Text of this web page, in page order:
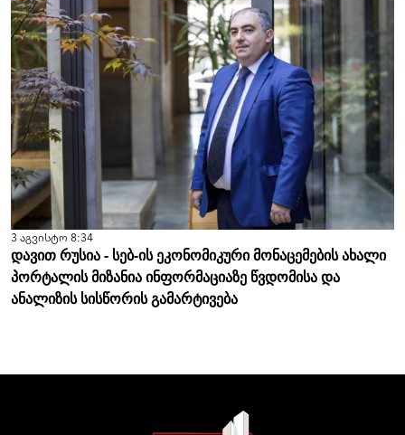
3 აგვისტო 8:34
დავით რუსია - სებ-ის ეკონომიკური მონაცემების ახალი
პორტალის მიზანია ინფორმაციაზე წვდომისა და
ანალიზის სისწორის გამარტივება